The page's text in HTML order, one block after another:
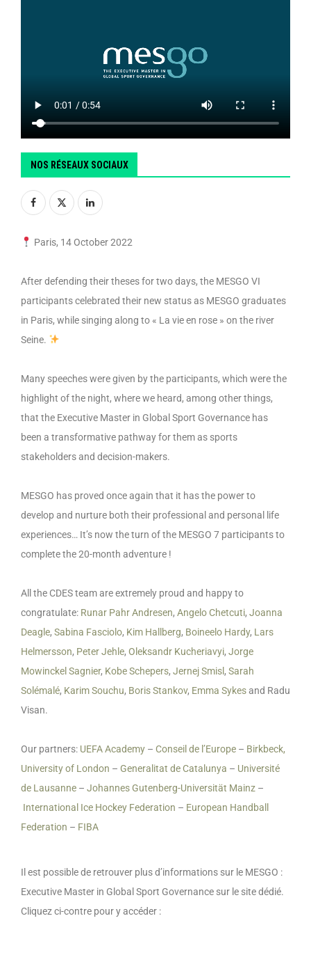
NOS RÉSEAUX SOCIAUX
Paris, 14 October 2022
After defending their theses for two days, the MESGO VI
participants celebrated their new status as MESGO graduates
in Paris, while singing along to « La vie en rose » on the river
Seine.
Many speeches were given by the participants, which were the
highlight of the night, where we heard, among other things,
that the Executive Master in Global Sport Governance has
been a transformative pathway for them as sports
stakeholders and decision-makers.
MESGO has proved once again that it has the power to
develop and nurture both their professional and personal life
experiences… It’s now the turn of the MESGO 7 participants to
complete the 20-month adventure !
All the CDES team are extremely proud and happy to
congratulate: Runar Pahr Andresen, Angelo Chetcuti, Joanna
Deagle, Sabina Fasciolo, Kim Hallberg, Boineelo Hardy, Lars
Helmersson, Peter Jehle, Oleksandr Kucheriavyi, Jorge
Mowinckel Sagnier, Kobe Schepers, Jernej Smisl , Sarah
Solémalé, Karim Souchu, Boris Stankov, Emma Sykesand Radu
Visan.
Our partners: UEFA Academy – Conseil de l’Europe – Birkbeck,
University of London – Generalitat de Catalunya – Université
de Lausanne – Johannes Gutenberg-Universität Mainz –
International Ice Hockey Federation – European Handball
Federation – FIBA
Il est possible de retrouver plus d’informations sur le MESGO :
Executive Master in Global Sport Governance sur le site dédié.
Cliquez ci-contre pour y accéder :